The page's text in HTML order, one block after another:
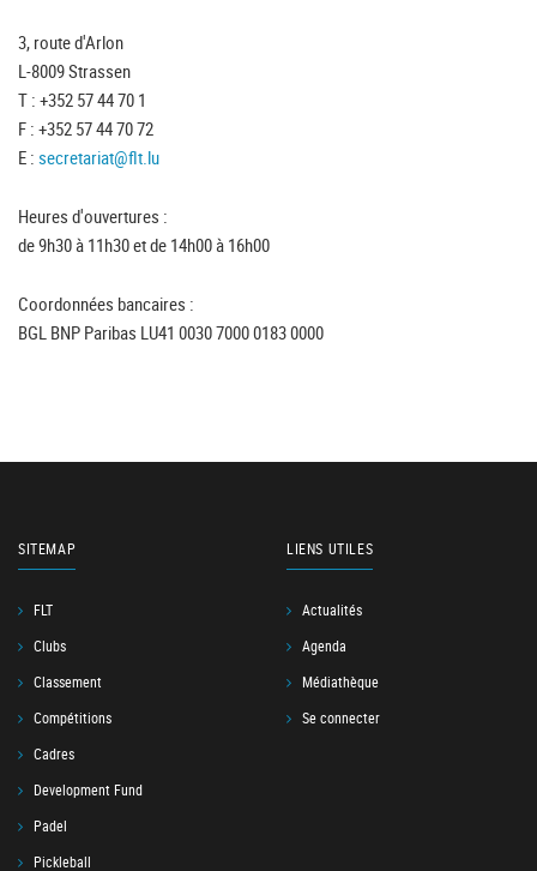
3, route d'Arlon
L-8009 Strassen
T : +352 57 44 70 1
F : +352 57 44 70 72
E : secretariat@flt.lu
Heures d'ouvertures :
de 9h30 à 11h30 et de 14h00 à 16h00
Coordonnées bancaires :
BGL BNP Paribas LU41 0030 7000 0183 0000
SITEMAP
FLT
Clubs
Classement
Compétitions
Cadres
Development Fund
Padel
Pickleball
LIENS UTILES
Actualités
Agenda
Médiathèque
Se connecter